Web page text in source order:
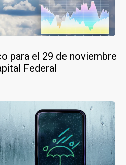
para el 29 de noviembre
Federal